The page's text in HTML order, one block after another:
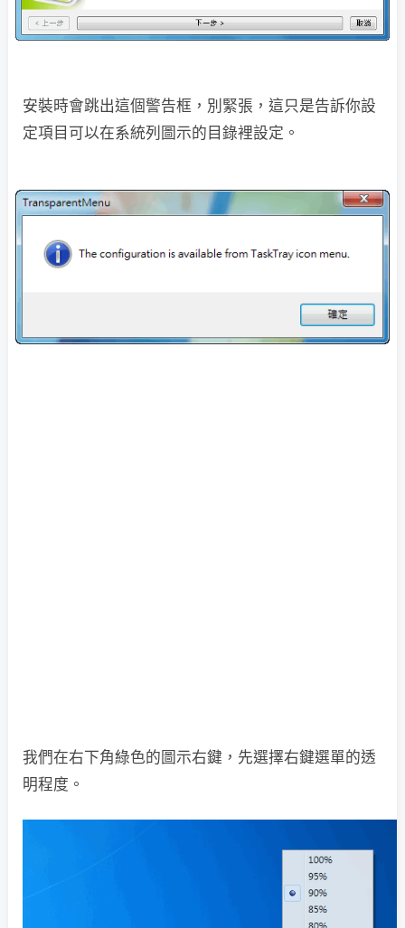
安裝時會跳出這個警告框，別緊張，這只是告訴你設
定項目可以在系統列圖示的目錄裡設定。
我們在右下角綠色的圖示右鍵，先選擇右鍵選單的透
明程度。